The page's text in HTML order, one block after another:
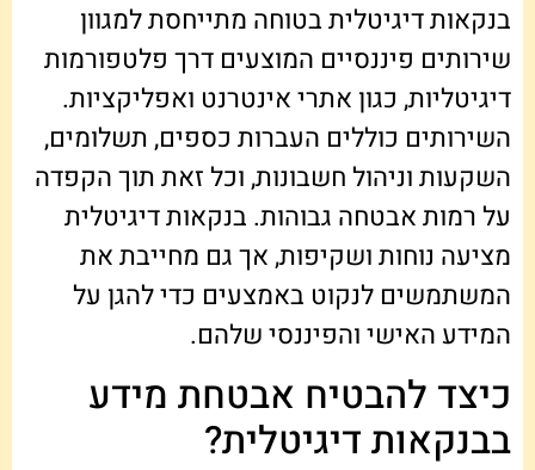
בנקאות דיגיטלית בטוחה מתייחסת למגוון
שירותים פיננסיים המוצעים דרך פלטפורמות
דיגיטליות, כגון אתרי אינטרנט ואפליקציות.
השירותים כוללים העברות כספים, תשלומים,
השקעות וניהול חשבונות, וכל זאת תוך הקפדה
על רמות אבטחה גבוהות. בנקאות דיגיטלית
מציעה נוחות ושקיפות, אך גם מחייבת את
המשתמשים לנקוט באמצעים כדי להגן על
המידע האישי והפיננסי שלהם.
כיצד להבטיח אבטחת מידע
בבנקאות דיגיטלית?